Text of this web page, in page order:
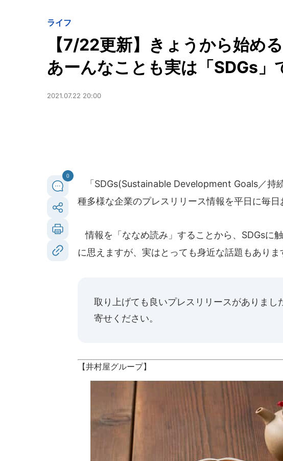
ライフ
【7/22更新】きょうから始め
あーんなことも実は「SDGs」
2021.07.22 20:00
0
「SDGs(Sustainable Development Goals／持
種多様な企業のプレスリリース情報を平日に毎日
情報を「ななめ読み」することから、SDGsに
に思えますが、実はとっても身近な話題もありま
取り上げても良いプレスリリースがありまし
寄せください。
【井村屋グループ】